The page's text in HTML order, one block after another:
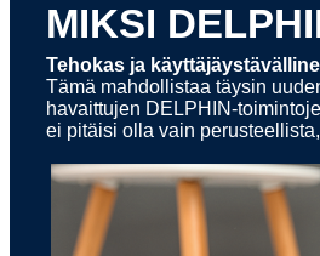
MIKSI
Tehokas ja
Tämä mahdollistaa täysin
havaittujen DELPHIN-
ei pitäisi olla vain